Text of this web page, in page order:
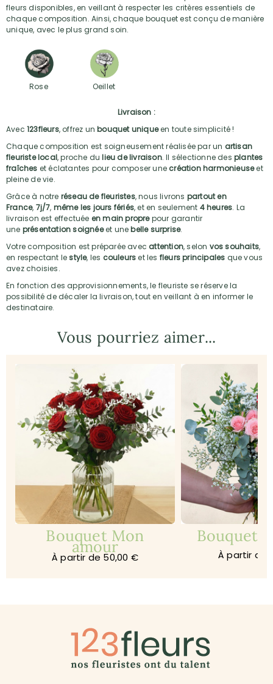
fleurs disponibles, en veillant à respecter les critères essentiels de
chaque composition. Ainsi, chaque bouquet est conçu de manière
unique, avec le plus grand soin.
Rose Oeillet
Livraison :
Avec 123fleurs, offrez unbouquet uniqueen toute simplicité !
Chaque composition est soigneusement réalisée par un artisan
fleuriste local, proche dulieu de livraison. Il sélectionne desplantes
fraîches et éclatantes pour composer une création harmonieuseet
pleine de vie.
Grâce à notre réseau de fleuristes, nous livrons partout en
France, 7j/7, même les jours fériés, et en seulement 4 heures. La
livraison est effectuée en main proprepour garantir
une présentation soignéeet unebelle surprise.
Votre composition est préparée avec attention, selon vos souhaits,
en respectant lestyle, les couleurset les fleurs principales que vous
avez choisies.
En fonction des approvisionnements, le fleuriste se réserve la
possibilité de décaler la livraison, tout en veillant à en informer le
destinataire.
Vous pourriez aimer...
Bouquet Mon
amour
À partir de 50,00 €
Bouquet
À partir de